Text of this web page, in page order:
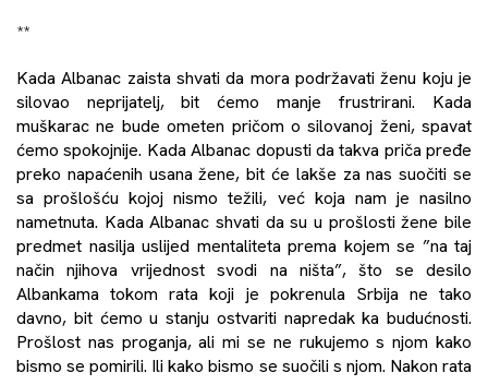
**
Kada Albanac zaista shvati da mora podržavati ženu koju je
silovao neprijatelj, bit ćemo manje frustrirani. Kada
muškarac ne bude ometen pričom o silovanoj ženi, spavat
ćemo spokojnije. Kada Albanac dopusti da takva priča pređe
preko napaćenih usana žene, bit će lakše za nas suočiti se
sa prošlošću kojoj nismo težili, već koja nam je nasilno
nametnuta. Kada Albanac shvati da su u prošlosti žene bile
predmet nasilja uslijed mentaliteta prema kojem se ”na taj
način njihova vrijednost svodi na ništa”, što se desilo
Albankama tokom rata koji je pokrenula Srbija ne tako
davno, bit ćemo u stanju ostvariti napredak ka budućnosti.
Prošlost nas proganja, ali mi se ne rukujemo s njom kako
bismo se pomirili. Ili kako bismo se suočili s njom. Nakon rata